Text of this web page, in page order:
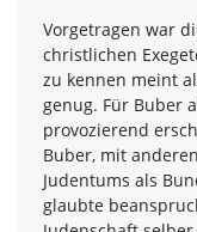
Vorgetragen war
christlichen
zu kennen meint
genug. Für Buber
provozierend
Buber, mit
Judentums als
glaubte